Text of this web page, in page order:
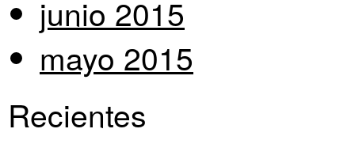
junio 2015
mayo 2015
Recientes